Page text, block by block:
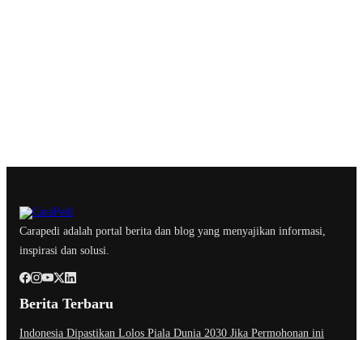
Carapedi adalah portal berita dan blog yang menyajikan informasi,
inspirasi dan solusi.
Berita Terbaru
Indonesia Dipastikan Lolos Piala Dunia 2030 Jika Permohonan ini